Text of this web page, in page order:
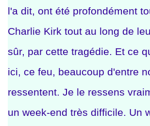
l'a dit, ont été profondément
Charlie Kirk tout au long de
sûr, par cette tragédie. Et ce
ici, ce feu, beaucoup d'entre
ressentent. Je le ressens
un week-end très difficile. Un